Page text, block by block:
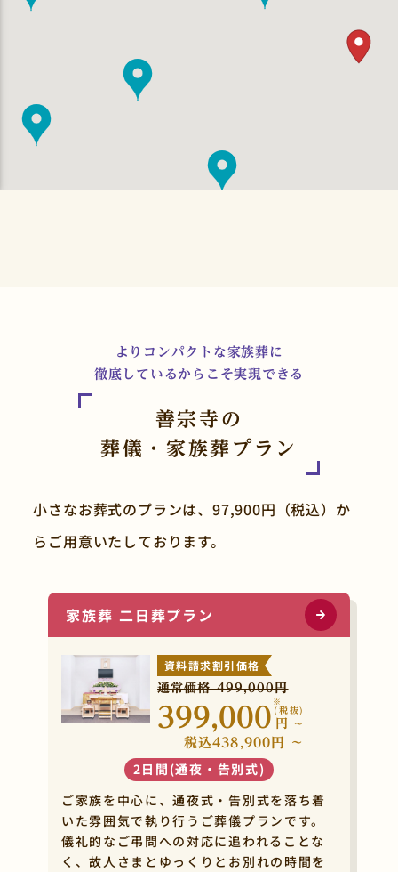
よりコンパクトな家族葬に
徹底しているからこそ実現できる
善宗寺の
葬儀・家族葬プラン
小さなお葬式のプランは、97,900円（税込）か
らご用意いたしております。
家族葬 二日葬プラン
資料請求割引価格
通常価格 499,000円
399,000
※
円
(税抜)
~
税込438,900円 ~
2日間(通夜・告別式)
ご家族を中心に、通夜式・告別式を落ち着
いた雰囲気で執り行うご葬儀プランです。
儀礼的なご弔問への対応に追われることな
く、故人さまとゆっくりとお別れの時間を